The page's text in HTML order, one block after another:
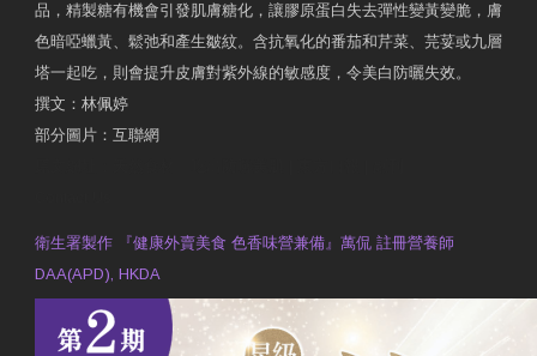
品，精製糖有機會引發肌膚糖化，讓膠原蛋白失去彈性變黃變脆，膚
色暗啞蠟黃、鬆弛和產生皺紋。含抗氧化的番茄和芹菜、芫荽或九層
塔一起吃，則會提升皮膚對紫外線的敏感度，令美白防曬失效。
撰文：林佩婷
部分圖片：互聯網
衛生署製作 『健康外賣美食 色香味營兼備』萬侃 註冊營養師
DAA(APD), HKDA